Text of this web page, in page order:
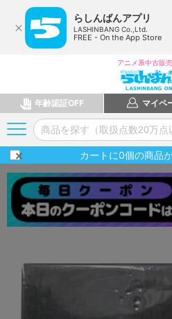
らしんばんアプリ
LASHINBANG Co.,Ltd.
FREE - On the App Store
アニメ系中古販
年齢認証OFF マイペ
カートに0個の商品